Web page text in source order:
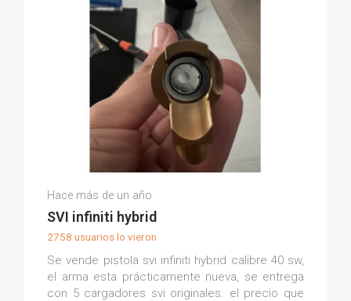
Miguel C.
(0)
Hace más de un año
SVI infiniti hybrid
2758 usuarios lo vieron
Se vende pistola svi infiniti hybrid calibre 40 sw,
el arma esta prácticamente nueva, se entrega
con 5 cargadores svi originales. el precio que